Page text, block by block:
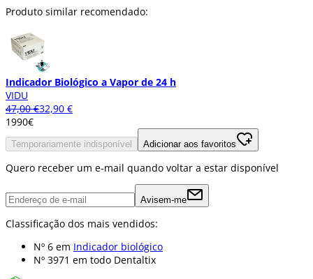
Produto similar recomendado:
Indicador Biológico a Vapor de 24 h
VIDU
47,00 €32,90 €
1990€
Temporariamente indisponível Adicionar aos favoritos
Quero receber um e-mail quando voltar a estar disponível
Avisem-me
Classificação dos mais vendidos:
Nº 6 em Indicador biológico
Nº 3971 em todo Dentaltix